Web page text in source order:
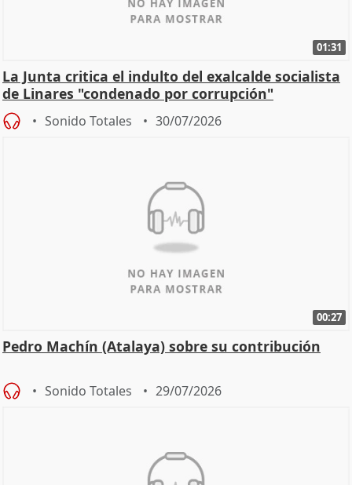
01:31
La Junta critica el indulto del exalcalde socialista
de Linares "condenado por corrupción"
Sonido Totales 30/07/2026
00:27
Pedro Machín (Atalaya) sobre su contribución
Sonido Totales 29/07/2026